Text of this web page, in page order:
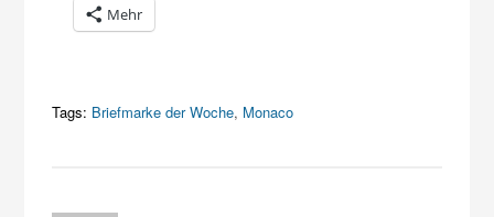
Mehr
Tags: Briefmarke der Woche, Monaco